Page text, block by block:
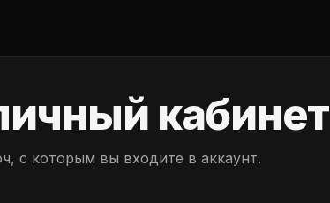
кабинет
с которым вы входите в аккаунт.